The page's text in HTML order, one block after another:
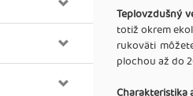
Teplovzdušný
totiž okrem
rukoväti
plochou až do